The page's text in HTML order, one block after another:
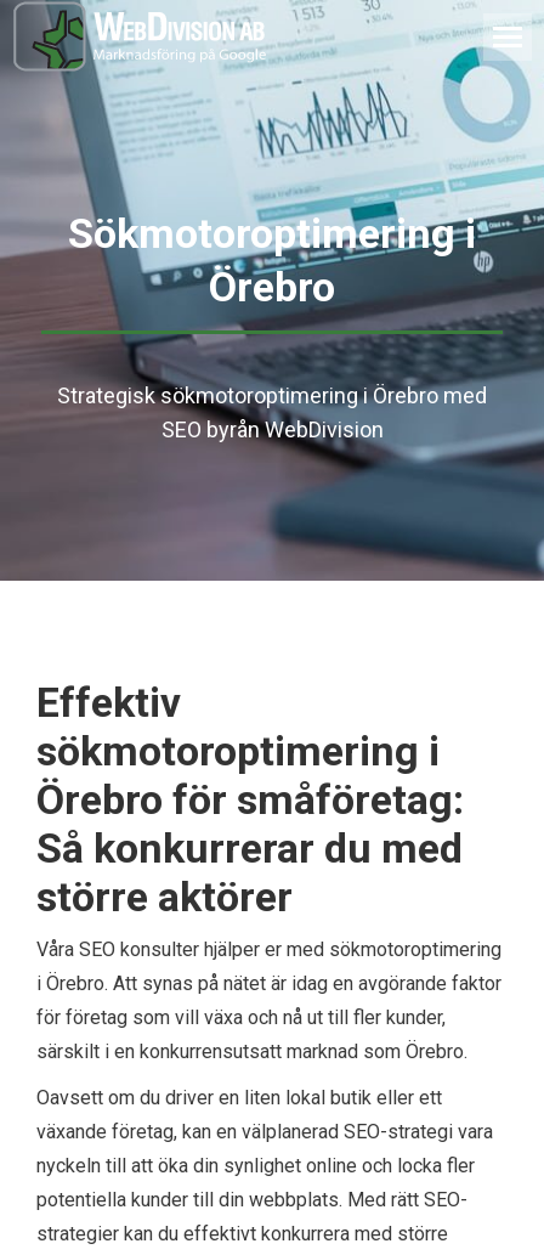
Sökmotoroptimering i
Örebro
Strategisk sökmotoroptimering i Örebro med
SEO byrån WebDivision
Effektiv
sökmotoroptimering i
Örebro för småföretag:
Så konkurrerar du med
större aktörer
Våra SEO konsulter hjälper er med sökmotoroptimering
i Örebro. Att synas på nätet är idag en avgörande faktor
för företag som vill växa och nå ut till fler kunder,
särskilt i en konkurrensutsatt marknad som Örebro.
Oavsett om du driver en liten lokal butik eller ett
växande företag, kan en välplanerad SEO-strategi vara
nyckeln till att öka din synlighet online och locka fler
potentiella kunder till din webbplats. Med rätt SEO-
strategier kan du effektivt konkurrera med större